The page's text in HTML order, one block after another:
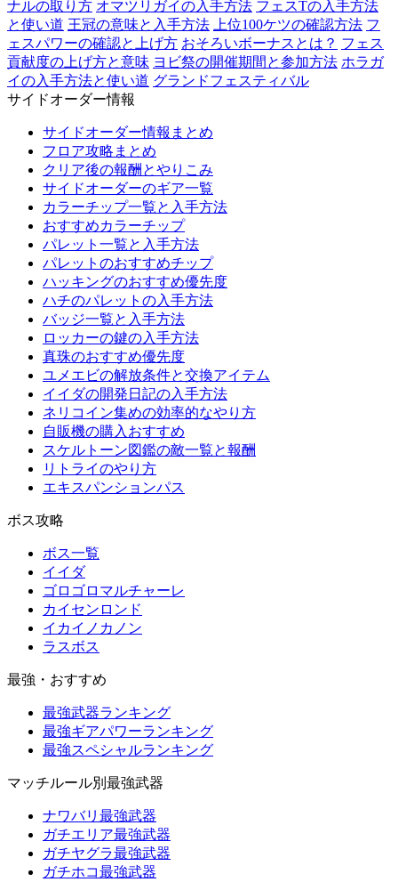
ナルの取り方 オマツリガイの入手方法 フェスTの入手方法
と使い道 王冠の意味と入手方法 上位100ケツの確認方法 フ
ェスパワーの確認と上げ方 おそろいボーナスとは？ フェス
貢献度の上げ方と意味 ヨビ祭の開催期間と参加方法 ホラガ
イの入手方法と使い道 グランドフェスティバル
サイドオーダー情報
サイドオーダー情報まとめ
フロア攻略まとめ
クリア後の報酬とやりこみ
サイドオーダーのギア一覧
カラーチップ一覧と入手方法
おすすめカラーチップ
パレット一覧と入手方法
パレットのおすすめチップ
ハッキングのおすすめ優先度
ハチのパレットの入手方法
バッジ一覧と入手方法
ロッカーの鍵の入手方法
真珠のおすすめ優先度
ユメエビの解放条件と交換アイテム
イイダの開発日記の入手方法
ネリコイン集めの効率的なやり方
自販機の購入おすすめ
スケルトーン図鑑の敵一覧と報酬
リトライのやり方
エキスパンションパス
ボス攻略
ボス一覧
イイダ
ゴロゴロマルチャーレ
カイセンロンド
イカイノカノン
ラスボス
最強・おすすめ
最強武器ランキング
最強ギアパワーランキング
最強スペシャルランキング
マッチルール別最強武器
ナワバリ最強武器
ガチエリア最強武器
ガチヤグラ最強武器
ガチホコ最強武器